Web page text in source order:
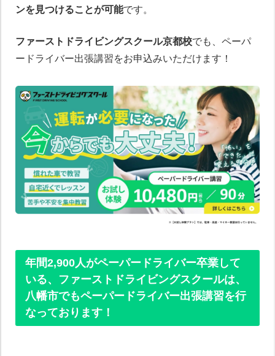
ンを見つけることが可能です。
ファーストドライビングスクール京都校でも、ペーパ
ードライバー出張講習をお申込みいただけます！
年間2,900人がペーパードライバー卒業して
いる、ファーストドライビングスクールは、
八幡市でもペーパードライバー出張講習を行
なっております！